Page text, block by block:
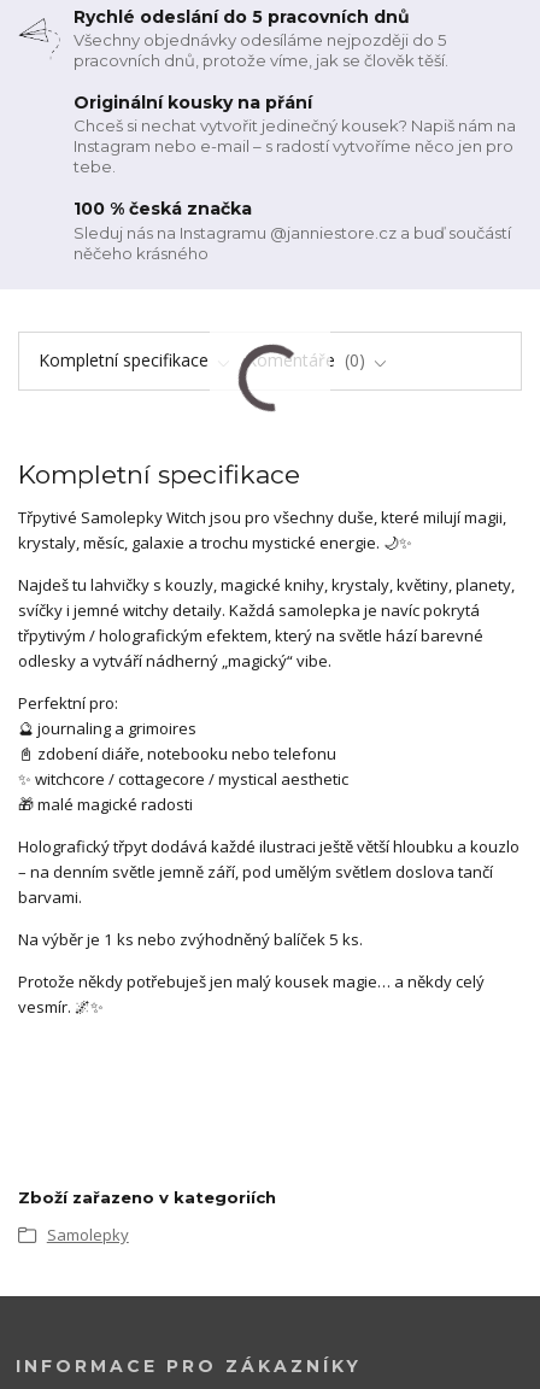
Rychlé odeslání do 5 pracovních dnů
Všechny objednávky odesíláme nejpozději do 5
pracovních dnů, protože víme, jak se člověk těší.
Originální kousky na přání
Chceš si nechat vytvořit jedinečný kousek? Napiš nám na
Instagram nebo e-mail – s radostí vytvoříme něco jen pro
tebe.
100 % česká značka
Sleduj nás na Instagramu @janniestore.cz a buď součástí
něčeho krásného
Kompletní specifikace Komentáře 0
Kompletní specifikace
Třpytivé Samolepky Witch jsou pro všechny duše, které milují magii,
krystaly, měsíc, galaxie a trochu mystické energie. 🌙✨
Najdeš tu lahvičky s kouzly, magické knihy, krystaly, květiny, planety,
svíčky i jemné witchy detaily. Každá samolepka je navíc pokrytá
třpytivým / holografickým efektem, který na světle hází barevné
odlesky a vytváří nádherný „magický“ vibe.
Perfektní pro:
🔮 journaling a grimoires
📓 zdobení diáře, notebooku nebo telefonu
✨ witchcore / cottagecore / mystical aesthetic
🎁 malé magické radosti
Holografický třpyt dodává každé ilustraci ještě větší hloubku a kouzlo
– na denním světle jemně září, pod umělým světlem doslova tančí
barvami.
Na výběr je 1 ks nebo zvýhodněný balíček 5 ks.
Protože někdy potřebuješ jen malý kousek magie… a někdy celý
vesmír. 🌌✨
Zboží zařazeno v kategoriích
Samolepky
INFORMACE PRO ZÁKAZNÍKY